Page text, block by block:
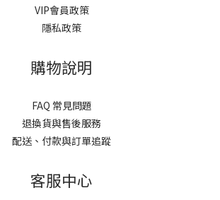
VIP會員政策
隱私政策
購物說明
FAQ 常見問題
退換貨與售後服務
配送、付款與訂單追蹤
客服中心